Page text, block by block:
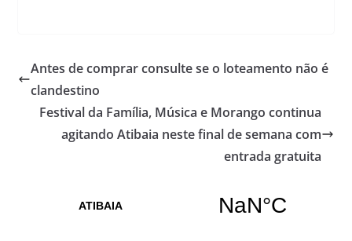
Antes de comprar consulte se o loteamento não é
clandestino
Festival da Família, Música e Morango continua
agitando Atibaia neste final de semana com
entrada gratuita